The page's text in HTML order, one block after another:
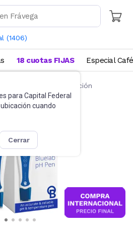
(1406)
para Capital Federal
cuando
cerrar
18 cuotas FIJAS Especial Café
herramientas de medición